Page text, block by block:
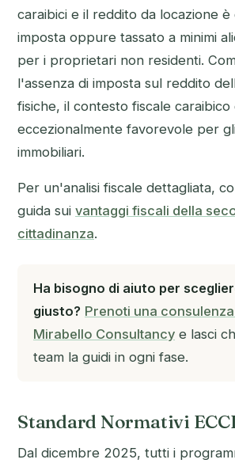
caraibici e il reddito da locazione è
imposta oppure tassato a minimi
per i proprietari non residenti.
l'assenza di imposta sul reddito
fisiche, il contesto fiscale caraibico
eccezionalmente favorevole per
immobiliari.
Per un'analisi fiscale dettagliata,
guida sui vantaggi fiscali della
cittadinanza.
Ha bisogno di aiuto per
giusto? Prenoti una
Mirabello Consultancy e lasci
team la guidi in ogni fase.
Standard Normativi
Dal dicembre 2025, tutti i